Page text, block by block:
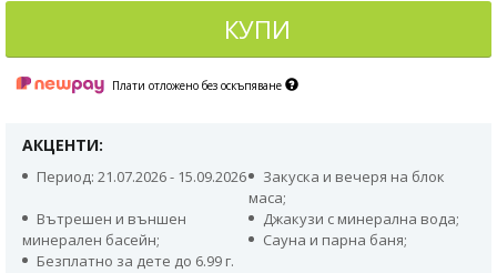
КУПИ
Плати отложено без оскъпяване
АКЦЕНТИ:
Период: 21.07.2026 - 15.09.2026
Закуска и вечеря на блок
маса;
Вътрешен и външен
минерален басейн;
Джакузи с минерална вода;
Сауна и парна баня;
Безплатно за дете до 6.99 г.